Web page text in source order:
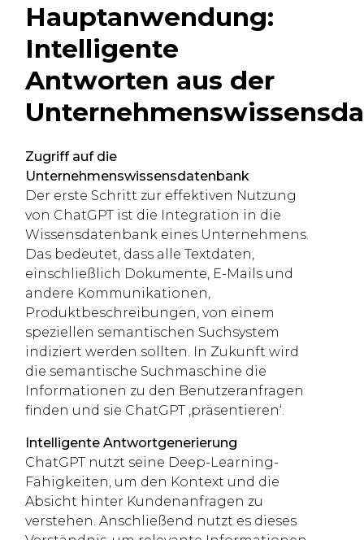
Hauptanwendung:
Intelligente
Antworten aus der
Zugriff auf die
Unternehmenswissensdatenbank
Der erste Schritt zur effektiven Nutzung
von ChatGPT ist die Integration in die
Wissensdatenbank eines Unternehmens.
Das bedeutet, dass alle Textdaten,
einschließlich Dokumente, E-Mails und
andere Kommunikationen,
Produktbeschreibungen, von einem
speziellen semantischen Suchsystem
indiziert werden sollten. In Zukunft wird
die semantische Suchmaschine die
Informationen zu den Benutzeranfragen
finden und sie ChatGPT ‚präsentieren‘.
Intelligente Antwortgenerierung
ChatGPT nutzt seine Deep-Learning-
Fähigkeiten, um den Kontext und die
Absicht hinter Kundenanfragen zu
verstehen. Anschließend nutzt es dieses